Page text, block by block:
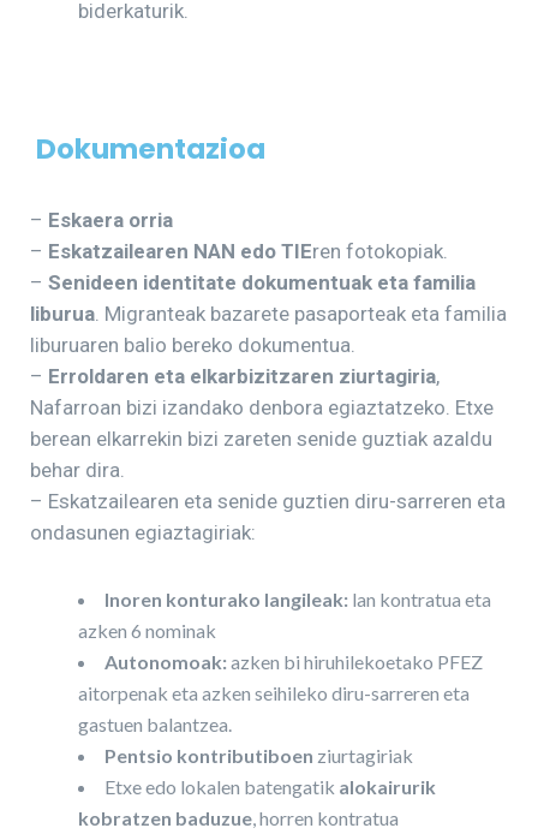
biderkaturik.
Dokumentazioa
– Eskaera orria
– Eskatzailearen NAN edo TIEren fotokopiak.
– Senideen identitate dokumentuak eta familia
liburua . Migranteak bazarete pasaporteak eta familia
liburuaren balio bereko dokumentua.
– Erroldaren eta elkarbizitzaren ziurtagiria,
Nafarroan bizi izandako denbora egiaztatzeko. Etxe
berean elkarrekin bizi zareten senide guztiak azaldu
behar dira.
– Eskatzailearen eta senide guztien diru-sarreren eta
ondasunen egiaztagiriak:
Inoren konturako langileak: lan kontratua eta
azken 6 nominak
Autonomoak: azken bi hiruhilekoetako PFEZ
aitorpenak eta azken seihileko diru-sarreren eta
gastuen balantzea.
Pentsio kontributiboen ziurtagiriak
Etxe edo lokalen batengatik alokairurik
kobratzen baduzue , horren kontratua